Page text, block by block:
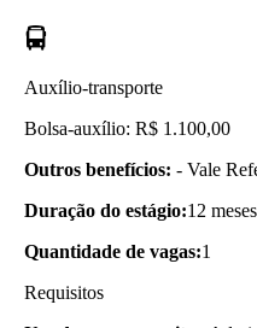
Auxílio-transporte
Bolsa-auxílio: R$ 1.100,00
Outros benefícios: - Vale
Duração do estágio:12 meses
Quantidade de vagas:1
Requisitos